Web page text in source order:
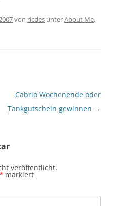
von ricdes unterAbout Me,
Cabrio Wochenende oder
Tankgutschein gewinnen →
veröffentlicht.
* markiert